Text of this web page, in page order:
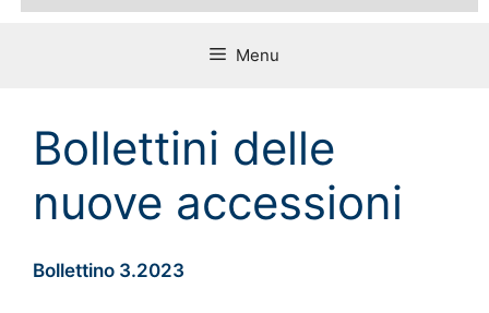
Menu
Bollettini delle
nuove accessioni
Bollettino 3.2023